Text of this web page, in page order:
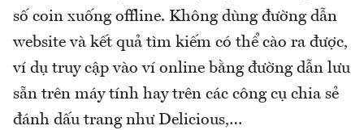
số coin xuống offline. Không dùng đường dẫn
website và kết quả tìm kiếm có thể cào ra được,
ví dụ truy cập vào ví online bằng đường dẫn lưu
sẵn trên máy tính hay trên các công cụ chia sẻ
đánh dấu trang như Delicious,…